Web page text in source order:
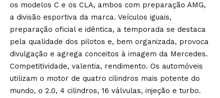
os modelos C e os CLA, ambos com preparação AMG,
a divisão esportiva da marca. Veículos iguais,
preparação oficial e idêntica, a temporada se destaca
pela qualidade dos pilotos e, bem organizada, provoca
divulgação e agrega conceitos à imagem da Mercedes.
Competitividade, valentia, rendimento. Os automóveis
utilizam o motor de quatro cilindros mais potente do
mundo, o 2.0, 4 cilindros, 16 válvulas, injeção e turbo.